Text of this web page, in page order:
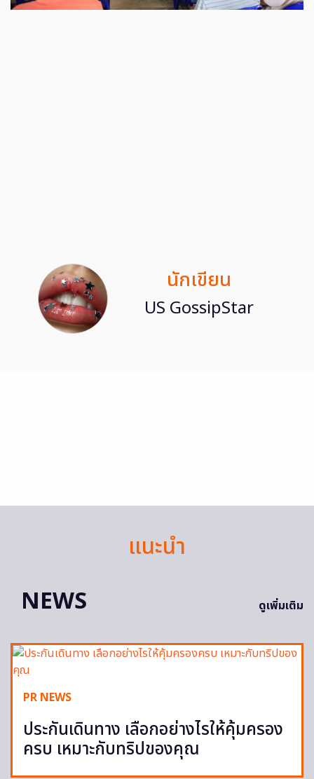
นักเขียน
US GossipStar
แนะนำ
NEWS
ดูเพิ่มเติม
PR NEWS
ประกันเดินทาง เลือกอย่างไรให้คุ้มครอง
ครบ เหมาะกับทริปของคุณ